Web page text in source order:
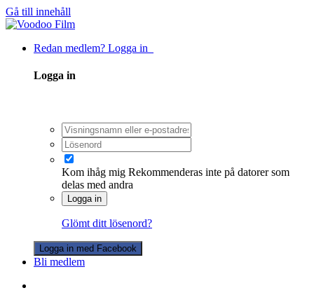
Gå till innehåll
Redan medlem? Logga in
Logga in
Kom ihåg mig Rekommenderas inte på datorer som
delas med andra
Logga in
Glömt ditt lösenord?
Logga in med Facebook
Bli medlem